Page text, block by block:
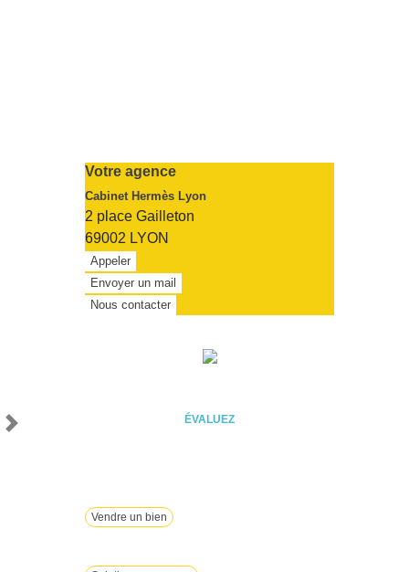
Votre agence
Cabinet Hermès Lyon
2 place Gailleton
69002 LYON
Appeler
Envoyer un mail
Nous contacter
ÉVALUEZ
Vendre un bien